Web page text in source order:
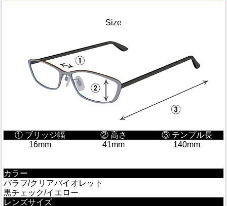
Size
① ブリッジ幅 ② 高さ
③ テンプル長
16mm
41mm 140mm
カラー
バラフ/クリアバイオレット
黒チェック/イエロー
レンズサイズ